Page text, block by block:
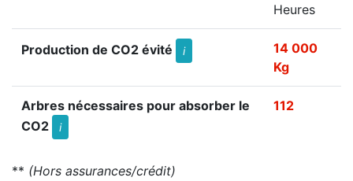
Heures
Production de CO2 évité i
14 000
Kg
Arbres nécessaires pour absorber le
CO2
i
112
** (Hors assurances/crédit)